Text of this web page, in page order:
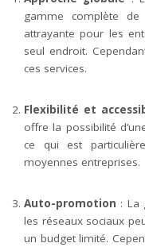
gamme complète
attrayante pour les
seul endroit.
ces services.
Flexibilité et
offre la possibilité
ce qui est
moyennes entreprises.
Auto-promotion : La
les réseaux sociaux
un budget limité.